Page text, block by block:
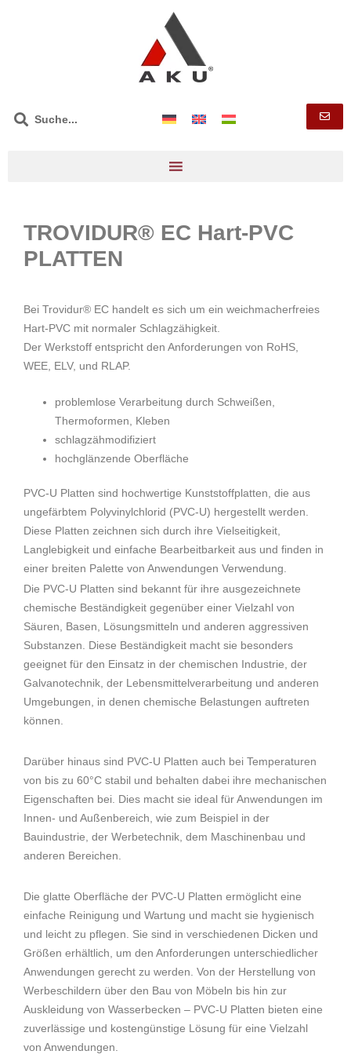
TROVIDUR® EC Hart-PVC
PLATTEN
Bei Trovidur® EC handelt es sich um ein weichmacherfreies
Hart-PVC mit normaler Schlagzähigkeit.
Der Werkstoff entspricht den Anforderungen von RoHS,
WEE, ELV, und RLAP.
problemlose Verarbeitung durch Schweißen,
Thermoformen, Kleben
schlagzähmodifiziert
hochglänzende Oberfläche
PVC-U Platten sind hochwertige Kunststoffplatten, die aus
ungefärbtem Polyvinylchlorid (PVC-U) hergestellt werden.
Diese Platten zeichnen sich durch ihre Vielseitigkeit,
Langlebigkeit und einfache Bearbeitbarkeit aus und finden in
einer breiten Palette von Anwendungen Verwendung.
Die PVC-U Platten sind bekannt für ihre ausgezeichnete
chemische Beständigkeit gegenüber einer Vielzahl von
Säuren, Basen, Lösungsmitteln und anderen aggressiven
Substanzen. Diese Beständigkeit macht sie besonders
geeignet für den Einsatz in der chemischen Industrie, der
Galvanotechnik, der Lebensmittelverarbeitung und anderen
Umgebungen, in denen chemische Belastungen auftreten
können.
Darüber hinaus sind PVC-U Platten auch bei Temperaturen
von bis zu 60°C stabil und behalten dabei ihre mechanischen
Eigenschaften bei. Dies macht sie ideal für Anwendungen im
Innen- und Außenbereich, wie zum Beispiel in der
Bauindustrie, der Werbetechnik, dem Maschinenbau und
anderen Bereichen.
Die glatte Oberfläche der PVC-U Platten ermöglicht eine
einfache Reinigung und Wartung und macht sie hygienisch
und leicht zu pflegen. Sie sind in verschiedenen Dicken und
Größen erhältlich, um den Anforderungen unterschiedlicher
Anwendungen gerecht zu werden. Von der Herstellung von
Werbeschildern über den Bau von Möbeln bis hin zur
Auskleidung von Wasserbecken – PVC-U Platten bieten eine
zuverlässige und kostengünstige Lösung für eine Vielzahl
von Anwendungen.